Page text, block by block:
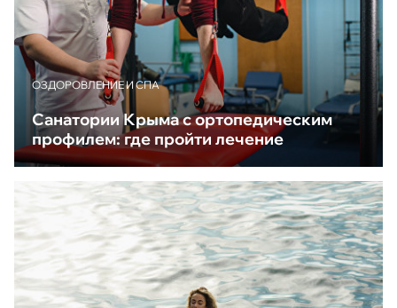
ОЗДОРОВЛЕНИЕ И СПА
Санатории Крыма с ортопедическим
профилем: где пройти лечение